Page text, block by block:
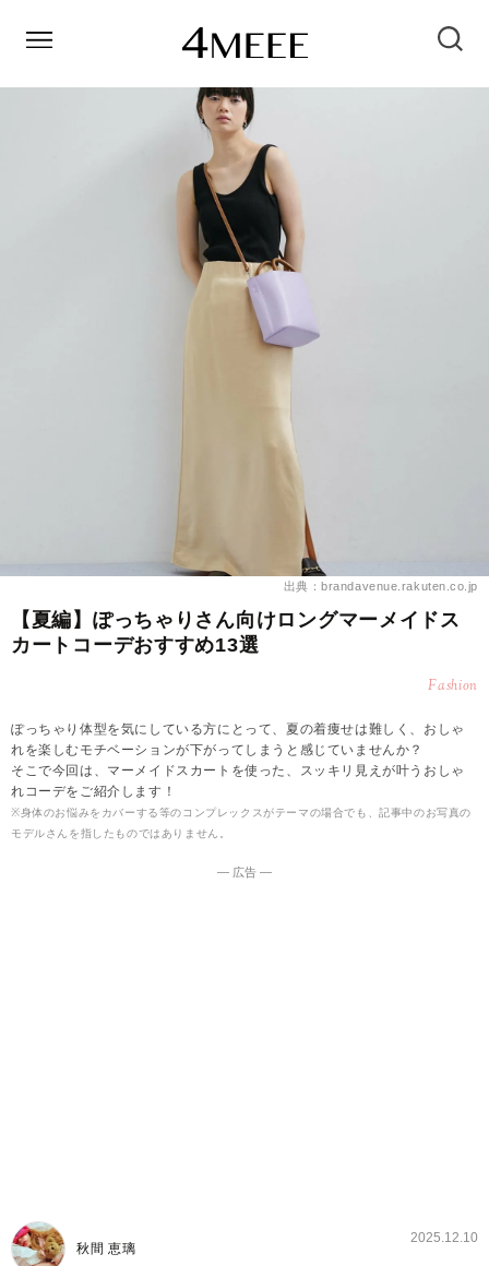
出典：brandavenue.rakuten.co.jp
【夏編】ぽっちゃりさん向けロングマーメイドス
カートコーデおすすめ13選
Fashion
ぽっちゃり体型を気にしている方にとって、夏の着痩せは難しく、おしゃ
れを楽しむモチベーションが下がってしまうと感じていませんか？
そこで今回は、マーメイドスカートを使った、スッキリ見えが叶うおしゃ
れコーデをご紹介します！
※身体のお悩みをカバーする等のコンプレックスがテーマの場合でも、記事中のお写真の
モデルさんを指したものではありません。
― 広告 ―
秋間 恵璃
2025.12.10